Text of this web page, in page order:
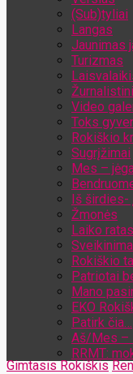
(Sub)tyliai
Langas
Jaunimas
Turizmas
Video
Toks
Rokiškio
Sugrįžimai
Mes –
Iš širdies-
Žmonės
Laiko ratas
Rokiškio
Patriotai
Mano
EKO
Patirk čia…
Aš/Mes –
RRMT:
Gimtasis Rokiškis